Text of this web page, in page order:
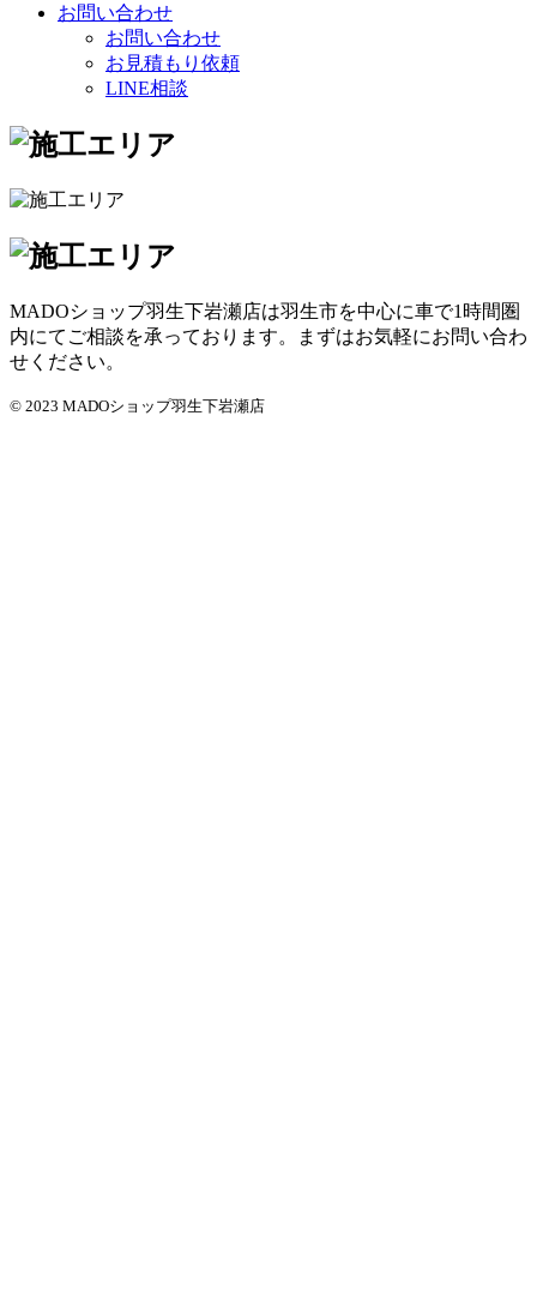
お問い合わせ
お問い合わせ
お見積もり依頼
LINE相談
MADOショップ羽生下岩瀬店は羽生市を中心に車で1時間圏
内にてご相談を承っております。まずはお気軽にお問い合わ
せください。
© 2023 MADOショップ羽生下岩瀬店